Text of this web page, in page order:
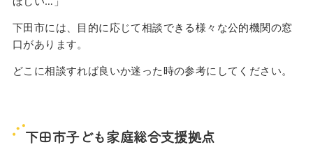
下田市には、目的に応じて相談できる様々な公的機関の窓
口があります。
どこに相談すれば良いか迷った時の参考にしてください。
下田市子ども家庭総合支援拠点